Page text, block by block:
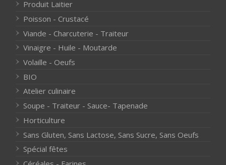
Produit Laitier
Poisson - Crustacé
Viande - Charcuterie - Traiteur
Vinaigre - Huile - Moutarde
Volaille - Oeufs
BIO
Atelier culinaire
Soupe - Traiteur - Sauce- Tapenade
Horticulture
Sans Gluten, Sans Lactose, Sans Sucre, Sans Oeufs
Spécial fêtes